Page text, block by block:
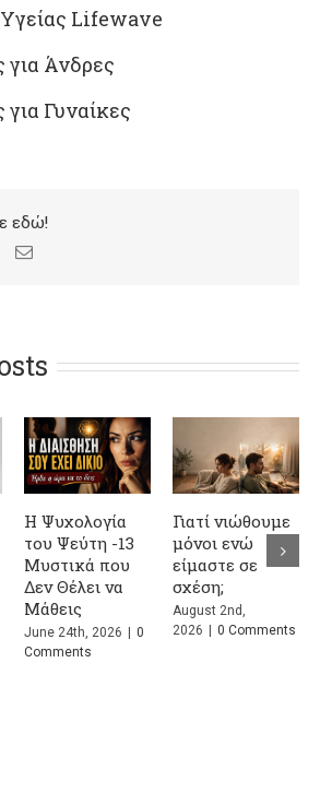
Lifewave
Άνδρες
Γυναίκες
εδώ!
Η Ψυχολογία
του Ψεύτη -13
Μυστικά που
Δεν Θέλει να
Μάθεις
June 24th, 2026 | 0
Comments
Γιατί νιώθουμε
μόνοι ενώ
είμαστε σε
σχέση;
August 2nd,
2026 | 0 Comments
στις